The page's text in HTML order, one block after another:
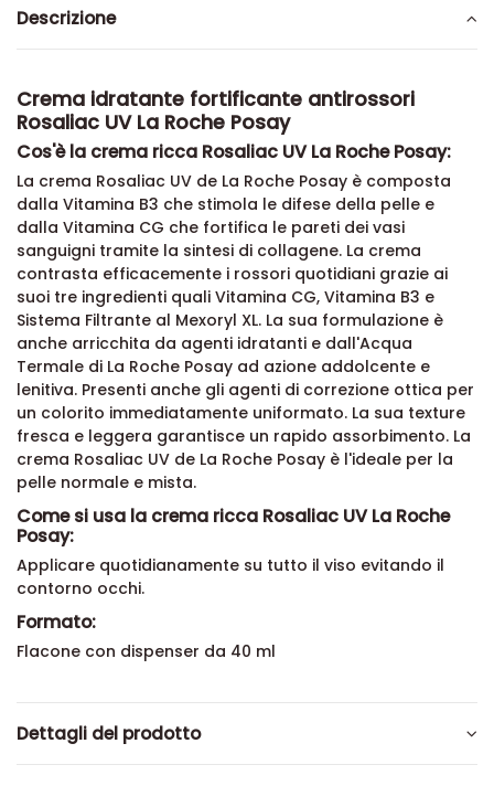
Descrizione
Crema idratante fortificante antirossori
Rosaliac UV La Roche Posay
Cos'è la crema ricca Rosaliac UV La Roche Posay:
La crema Rosaliac UV de La Roche Posay è composta
dalla Vitamina B3 che stimola le difese della pelle e
dalla Vitamina CG che fortifica le pareti dei vasi
sanguigni tramite la sintesi di collagene. La crema
contrasta efficacemente i rossori quotidiani grazie ai
suoi tre ingredienti quali Vitamina CG, Vitamina B3 e
Sistema Filtrante al Mexoryl XL. La sua formulazione è
anche arricchita da agenti idratanti e dall'Acqua
Termale di La Roche Posay ad azione addolcente e
lenitiva. Presenti anche gli agenti di correzione ottica per
un colorito immediatamente uniformato. La sua texture
fresca e leggera garantisce un rapido assorbimento. La
crema Rosaliac UV de La Roche Posay è l'ideale per la
pelle normale e mista.
Come si usa la crema ricca Rosaliac UV La Roche
Posay:
Applicare quotidianamente su tutto il viso evitando il
contorno occhi.
Formato:
Flacone con dispenser da 40 ml
Dettagli del prodotto